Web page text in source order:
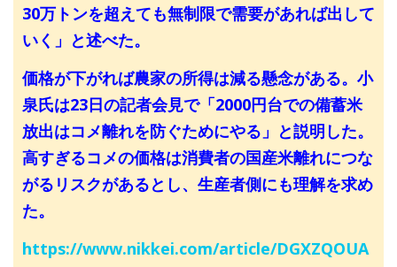
30万トンを超えても無制限で需要があれば出して
いく」と述べた。
価格が下がれば農家の所得は減る懸念がある。小
泉氏は23日の記者会見で「2000円台での備蓄米
放出はコメ離れを防ぐためにやる」と説明した。
高すぎるコメの価格は消費者の国産米離れにつな
がるリスクがあるとし、生産者側にも理解を求め
た。
https://www.nikkei.com/article/DGXZQOUA